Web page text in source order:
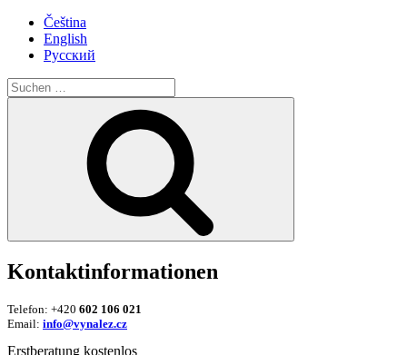
Čeština
English
Русский
Suche
nach:
Kontaktinformationen
Telefon: +420 602 106 021
Email: info@vynalez.cz
Erstberatung kostenlos